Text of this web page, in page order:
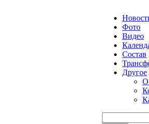
Фото
Видео
Состав
Другое
О